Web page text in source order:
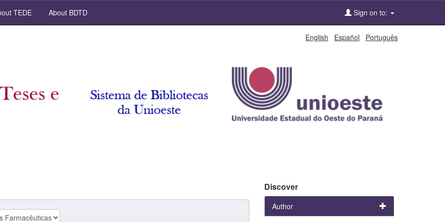
TEDE About BDTD Sign on to:
English Español Português
Discover
Author